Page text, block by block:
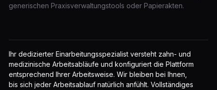
generischen Praxisverwaltungstools oder Papierakten.
Ihr dedizierter Einarbeitungsspezialist versteht zahn- und
medizinische Arbeitsabläufe und konfiguriert die Plattform
entsprechend Ihrer Arbeitsweise. Wir bleiben bei Ihnen,
bis sich jeder Arbeitsablauf natürlich anfühlt. Vollständiges